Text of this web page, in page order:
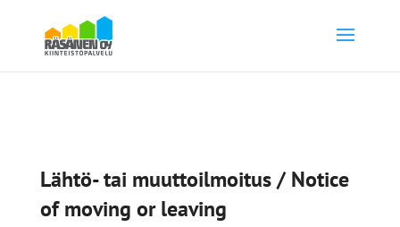
Lähtö- tai muuttoilmoitus / Notice
of moving or leaving